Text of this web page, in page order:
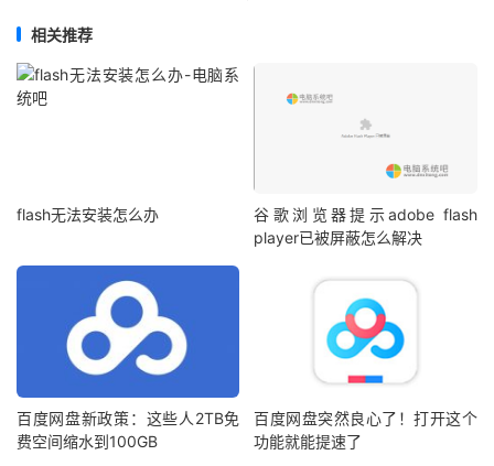
相关推荐
flash无法安装怎么办
谷歌浏览器提示adobe flash
player已被屏蔽怎么解决
百度网盘新政策：这些人2TB免
费空间缩水到100GB
百度网盘突然良心了！打开这个
功能就能提速了